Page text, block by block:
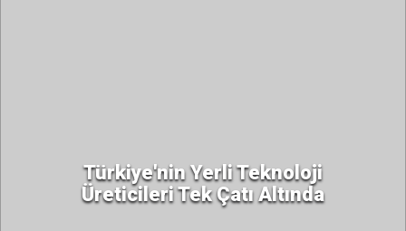
Türkiye'nin Yerli Teknoloji
Üreticileri Tek Çatı Altında